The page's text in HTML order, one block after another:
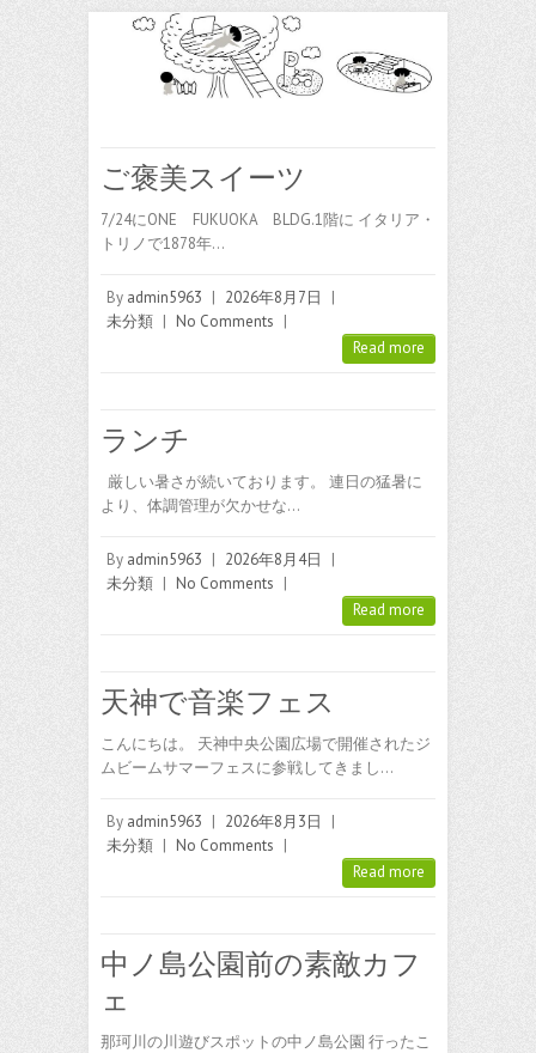
ご褒美スイーツ
7/24にONE FUKUOKA BLDG.1階に イタリア・
トリノで1878年…
By admin5963 | 2026年8月7日
|
未分類 | No Comments |
Read more
ランチ
厳しい暑さが続いております。 連日の猛暑に
より、体調管理が欠かせな…
By admin5963 | 2026年8月4日
|
未分類 | No Comments |
Read more
天神で音楽フェス
こんにちは。 天神中央公園広場で開催されたジ
ムビームサマーフェスに参戦してきまし…
By admin5963 | 2026年8月3日
|
未分類 | No Comments |
Read more
中ノ島公園前の素敵カフ
ェ
那珂川の川遊びスポットの中ノ島公園 行ったこ